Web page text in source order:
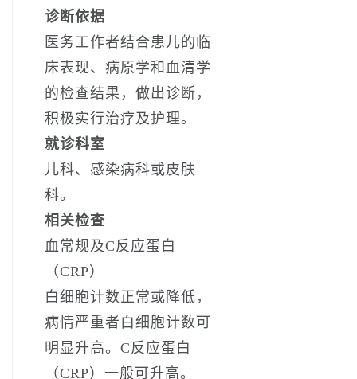
诊断依据
医务工作者结合患儿的临
床表现、病原学和血清学
的检查结果，做出诊断，
积极实行治疗及护理。
就诊科室
儿科、感染病科或皮肤
科。
相关检查
血常规及C反应蛋白
（CRP）
白细胞计数正常或降低，
病情严重者白细胞计数可
明显升高。C反应蛋白
（CRP）一般可升高。